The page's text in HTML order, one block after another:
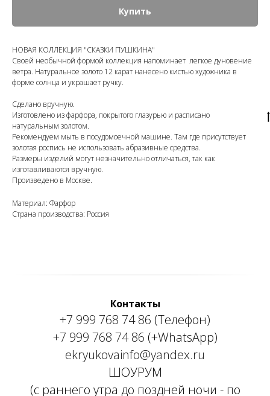
Купить
НОВАЯ КОЛЛЕКЦИЯ "СКАЗКИ ПУШКИНА"
Своей необычной формой коллекция напоминает легкое дуновение
ветра. Натуральное золото 12 карат нанесено кистью художника в
форме солнца и украшает ручку.
Сделано вручную.
Изготовлено из фарфора, покрытого глазурью и расписано
натуральным золотом.
Рекомендуем мыть в посудомоечной машине. Там где присутствует
золотая роспись не использовать абразивные средства.
Размеры изделий могут незначительно отличаться, так как
изготавливаются вручную.
Произведено в Москве.
Материал: Фарфор
Страна производства: Россия
Контакты
+7 999 768 74 86 (Телефон)
+7 999 768 74 86 (+WhatsApp)
ekryukovainfo@yandex.ru
ШОУРУМ
(с раннего утра до поздней ночи - по